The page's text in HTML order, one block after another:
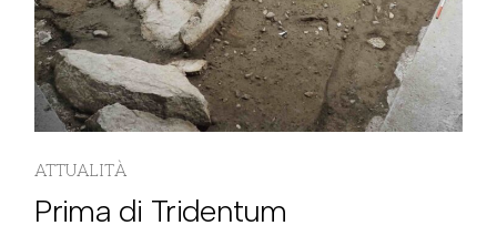
ATTUALITÀ
Prima di Tridentum